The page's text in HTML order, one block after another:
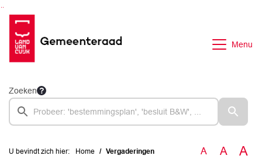
Menu
Zoeken
U bevindt zich hier: Home Vergaderingen A A A